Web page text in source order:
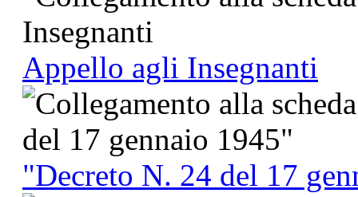
Appello agli Insegnanti
"Decreto N. 24 del 17